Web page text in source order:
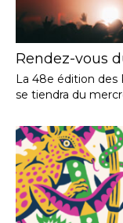
Rendez-vous
La 48e édition des
se tiendra du